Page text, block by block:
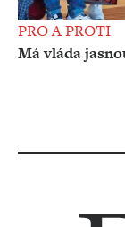
PRO A PROTI
Má vláda